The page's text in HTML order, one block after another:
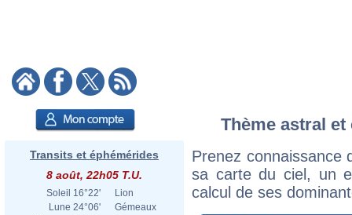
Transits et éphémérides
8 août, 22h05 T.U.
Soleil 16°22'
Lion
Lune 24°06'
Gémeaux
Thème astral
Prenez connaissance
sa carte du ciel, un
calcul de ses